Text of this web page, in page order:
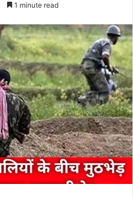
1 minute read